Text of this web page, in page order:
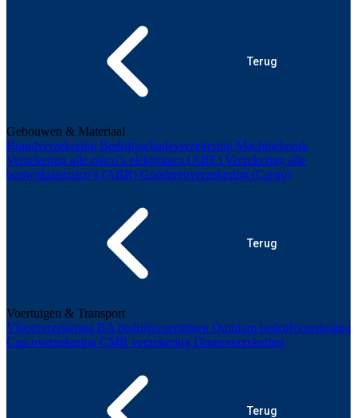
Terug
Gebouwen & Materiaal
Brandverzekering Bedrijfsschadeverzekering Machinebreuk
Verzekering alle risico’s elektronica (ARE) Verzekering alle
bouwplaatsrisico’s (ABR) Goederenverzekering (Cargo)
Terug
Voertuigen & Transport
Vlootverzekering BA bedrijfsvoertuigen Omnium bedrijfsvoertuigen
Cascoverzekering CMR verzekering Droneverzekering
Terug